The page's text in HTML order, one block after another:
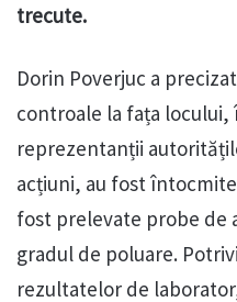
trecute.
Dorin Poverjuc a
controale la fața locului,
reprezentanții
acțiuni, au fost
fost prelevate probe de
gradul de poluare.
rezultatelor de